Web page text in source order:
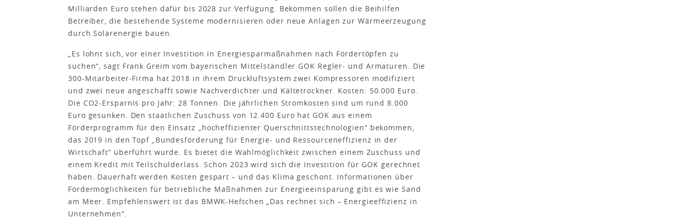
Milliarden Euro stehen dafür bis 2028 zur Verfügung. Bekommen sollen die Beihilfen
Betreiber, die bestehende Systeme modernisieren oder neue Anlagen zur Wärmeerzeugung
durch Solarenergie bauen.
„Es lohnt sich, vor einer Investition in Energiesparmaßnahmen nach Fördertöpfen zu
suchen“, sagt Frank Greim vom bayerischen Mittelständler GOK Regler- und Armaturen. Die
300-Mitarbeiter-Firma hat 2018 in ihrem Druckluftsystem zwei Kompressoren modifiziert
und zwei neue angeschafft sowie Nachverdichter und Kältetrockner. Kosten: 50.000 Euro.
Die CO2-Ersparnis pro Jahr: 28 Tonnen. Die jährlichen Stromkosten sind um rund 8.000
Euro gesunken. Den staatlichen Zuschuss von 12.400 Euro hat GOK aus einem
Förderprogramm für den Einsatz „hocheffizienter Querschnittstechnologien“ bekommen,
das 2019 in den Topf „Bundesförderung für Energie- und Ressourceneffizienz in der
Wirtschaft“ überführt wurde. Es bietet die Wahlmöglichkeit zwischen einem Zuschuss und
einem Kredit mit Teilschulderlass. Schon 2023 wird sich die Investition für GOK gerechnet
haben. Dauerhaft werden Kosten gespart – und das Klima geschont. Informationen über
Fördermöglichkeiten für betriebliche Maßnahmen zur Energieeinsparung gibt es wie Sand
am Meer. Empfehlenswert ist das BMWK-Heftchen „Das rechnet sich – Energieeffizienz in
Unternehmen“.